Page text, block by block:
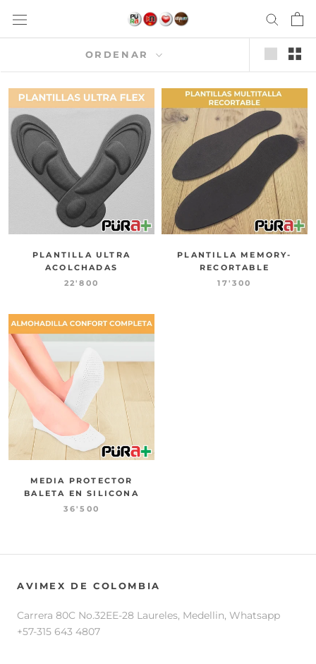
contenido
ORDENAR
PLANTILLA ULTRA
ACOLCHADAS
22'800
PLANTILLA MEMORY-
RECORTABLE
17'300
MEDIA PROTECTOR
BALETA EN SILICONA
36'500
AVIMEX DE COLOMBIA
Carrera 80C No.32EE-28 Laureles, Medellin, Whatsapp
+57-315 643 4807